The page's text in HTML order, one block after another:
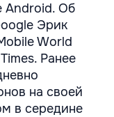
Android. Об
Эрик
World
Ранее
на своей
в середине